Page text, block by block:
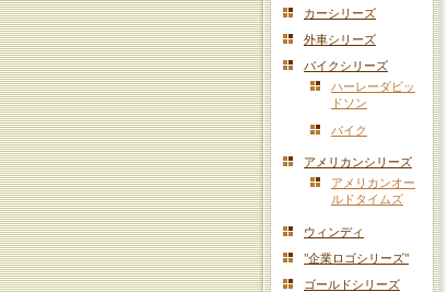
カーシリーズ
外車シリーズ
バイクシリーズ
ハーレーダビッ
ドソン
バイク
アメリカンシリーズ
アメリカンオー
ルドタイムズ
ウィンディ
"企業ロゴシリーズ"
ゴールドシリーズ